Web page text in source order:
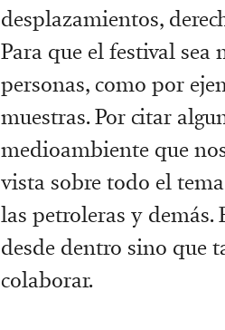
desplazamientos,
Para que el festival
personas, como por
muestras. Por citar
medioambiente que
vista sobre todo el
las petroleras y demás.
desde dentro sino que
colaborar.